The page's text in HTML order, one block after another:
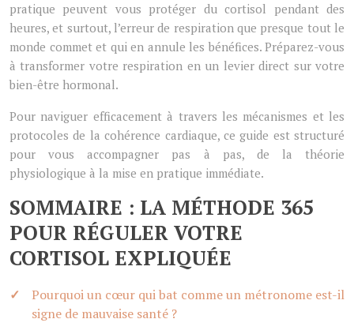
pratique peuvent vous protéger du cortisol pendant des
heures, et surtout, l’erreur de respiration que presque tout le
monde commet et qui en annule les bénéfices. Préparez-vous
à transformer votre respiration en un levier direct sur votre
bien-être hormonal.
Pour naviguer efficacement à travers les mécanismes et les
protocoles de la cohérence cardiaque, ce guide est structuré
pour vous accompagner pas à pas, de la théorie
physiologique à la mise en pratique immédiate.
SOMMAIRE : LA MÉTHODE 365
POUR RÉGULER VOTRE
CORTISOL EXPLIQUÉE
Pourquoi un cœur qui bat comme un métronome est-il
signe de mauvaise santé ?